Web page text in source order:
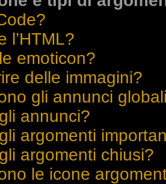
l’HTML?
emoticon?
delle immagini?
gli annunci
annunci?
argomenti
argomenti chiusi?
le icone